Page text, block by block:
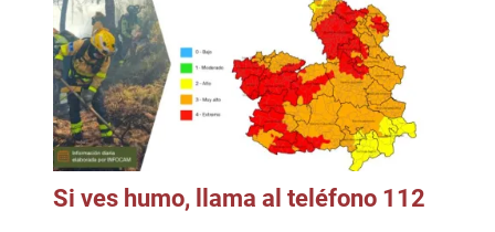
Si ves humo, llama al teléfono 112